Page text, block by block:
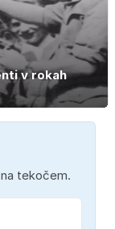
v rokah
tekočem.